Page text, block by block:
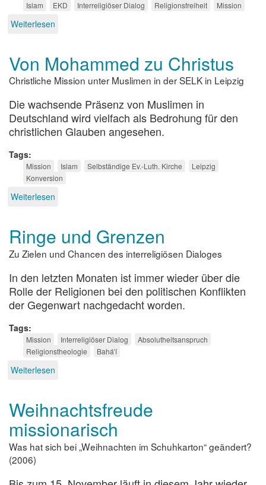
Islam EKD Interreligiöser Dialog Religionsfreiheit Mission
Weiterlesen
verträgt
die
Nachbarschaft?
Von Mohammed zu Christus
Christliche Mission unter Muslimen in der SELK in Leipzig
Die wachsende Präsenz von Muslimen in
Deutschland wird vielfach als Bedrohung für den
christlichen Glauben angesehen.
Tags
Mission Islam Selbständige Ev.-Luth. Kirche
Leipzig
Konversion
Weiterlesen
Christus
Ringe und Grenzen
Zu Zielen und Chancen des interreligiösen Dialoges
In den letzten Monaten ist immer wieder über die
Rolle der Religionen bei den politischen Konflikten
der Gegenwart nachgedacht worden.
Tags
Mission Interreligiöser Dialog
Absolutheitsanspruch
Religionstheologie
Bahá'í
Weiterlesen
Grenzen
Weihnachtsfreude
missionarisch
Was hat sich bei „Weihnachten im Schuhkarton“ geändert?
(2006)